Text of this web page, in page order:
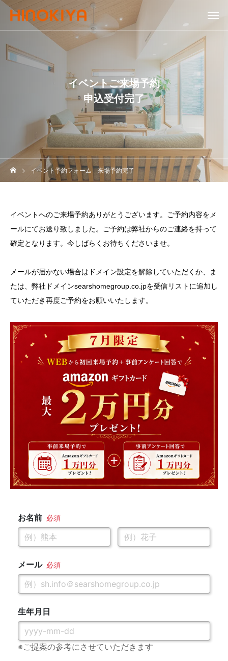
イベントご来場予約
申込受付完了
イベント予約フォーム 来場予約完了
イベントへのご来場予約ありがとうございます。ご予約内容をメ
ールにてお送り致しました。ご予約は弊社からのご連絡を持って
確定となります。今しばらくお待ちくださいませ。
メールが届かない場合はドメイン設定を解除していただくか、ま
たは、弊社ドメインsearshomegroup.co.jpを受信リストに追加し
ていただき再度ご予約をお願いいたします。